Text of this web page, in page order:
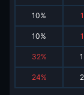
10%
10%
32%
24%